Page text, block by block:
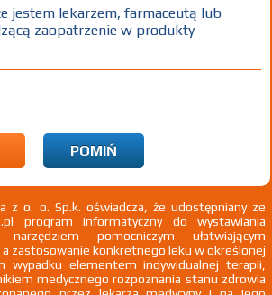
+ Dexketoprofen
75 mg+ 25 mg 20 szt. Doustnie
leku ATC
jestem lekarzem, farmaceutą lub
zaopatrzenie w produkty
POMIŃ
z o. o. Sp.k. oświadcza, że udostępniany ze
program informatyczny do wystawiania
pomocniczym ułatwiającym
zastosowanie konkretnego leku w określonej
wypadku elementem indywidualnej terapii,
medycznego rozpoznania stanu zdrowia